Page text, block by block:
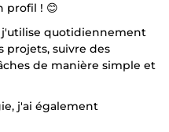
profil ! 😊
j'utilise quotidiennement
projets, suivre des
de manière simple et
j'ai également